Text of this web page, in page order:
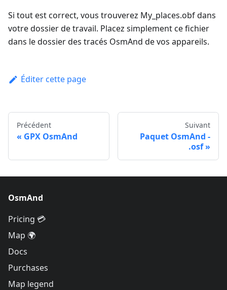
Si tout est correct, vous trouverez My_places.obf dans
votre dossier de travail. Placez simplement ce fichier
dans le dossier des tracés OsmAnd de vos appareils.
Éditer cette page
Précédent
GPX OsmAnd
Suivant
Paquet OsmAnd -
.osf
OsmAnd
Pricing 💳
Map 🌍
Docs
Purchases
Map legend